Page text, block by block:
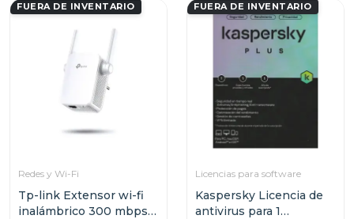
FUERA DE INVENTARIO
Redes y Wi-Fi
Tp-link Extensor wi-fi
inalámbrico 300 mbps
FUERA DE INVENTARIO
Licencias para software
Kaspersky Licencia de
antivirus para 1